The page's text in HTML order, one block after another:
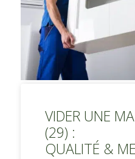
VIDER UNE
(29) :
QUALITÉ &